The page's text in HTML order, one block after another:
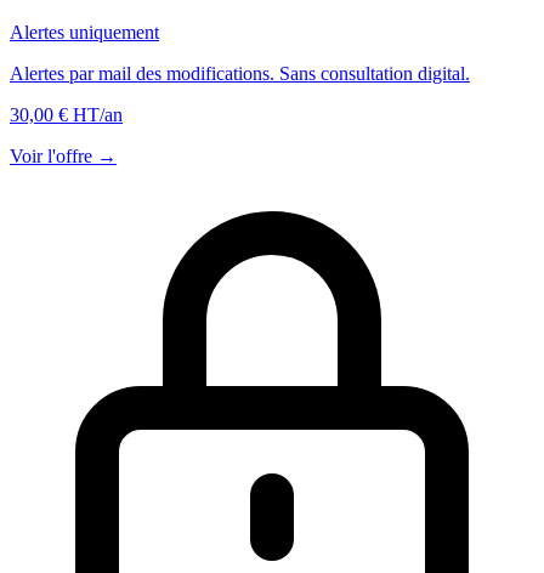
Alertes uniquement
Alertes par mail des modifications. Sans consultation digital.
30,00 € HT/an
Voir l'offre →